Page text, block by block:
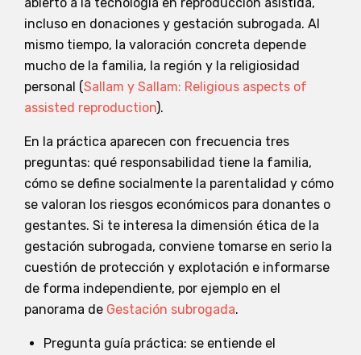
incluso en donaciones y gestación subrogada. Al
mismo tiempo, la valoración concreta depende
mucho de la familia, la región y la religiosidad
personal (Sallam y Sallam: Religious aspects of
assisted reproduction).
En la práctica aparecen con frecuencia tres
preguntas: qué responsabilidad tiene la familia,
cómo se define socialmente la parentalidad y cómo
se valoran los riesgos económicos para donantes o
gestantes. Si te interesa la dimensión ética de la
gestación subrogada, conviene tomarse en serio la
cuestión de protección y explotación e informarse
de forma independiente, por ejemplo en el
panorama de Gestación subrogada.
Pregunta guía práctica: se entiende el